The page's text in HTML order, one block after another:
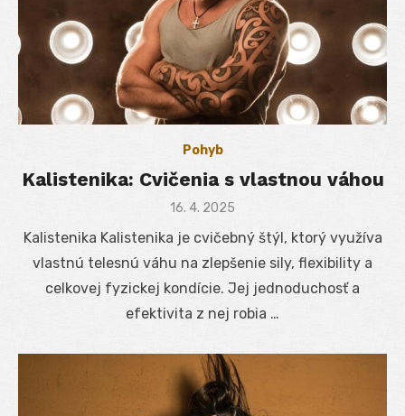
Pohyb
Kalistenika: Cvičenia s vlastnou váhou
Posted
16. 4. 2025
Kalistenika Kalistenika je cvičebný štýl, ktorý využíva
vlastnú telesnú váhu na zlepšenie sily, flexibility a
celkovej fyzickej kondície. Jej jednoduchosť a
efektivita z nej robia …